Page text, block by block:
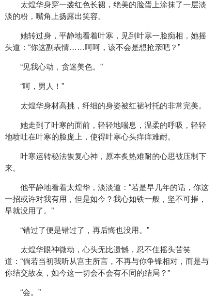
太煌华身穿一袭红色长裙，绝美的脸蛋上涂抹了一层淡
淡的粉，嘴角上扬露出笑容。
她转过身，平静地看着叶寒，见到叶寒一脸痴相，她摇
头道：“你这副表情……呵呵，该不会是想抢亲吧？”
“见我心动，贪迷美色。”
“呵，男人！”
太煌华身材高挑，纤细的身姿被红裙衬托的非常完美。
她走到了叶寒的面前，轻轻地喘息，温柔的呼吸，轻轻
地喷吐在叶寒的脸庞上，使得叶寒心头痒痒难耐。
叶寒运转秘法恢复心神，原本炙热难耐的心思被压制下
来。
他平静地看着太煌华，淡淡道：“若是早几年的话，你这
一招或许对我有用，但是如今？我心如铁一般，坚不可摧，
早就没用了。”
“错过了便是错过了，再后悔也没用。”
太煌华眼神微动，心头无比遗憾，忍不住摇头苦笑
道：“倘若当初我听从宫主所言，不再与你争锋相对，而是与
你结交故友，如今这一切会不会有不同的结局？”
“会。”